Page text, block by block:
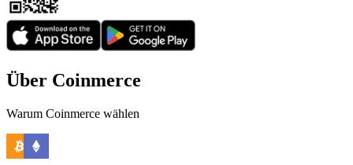
Über Coinmerce
Warum Coinmerce wählen